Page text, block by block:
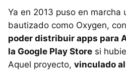
Ya en 2013 puso en marcha
bautizado como Oxygen,
poder distribuir apps para
la Google Play Store si
Aquel proyecto, vinculado